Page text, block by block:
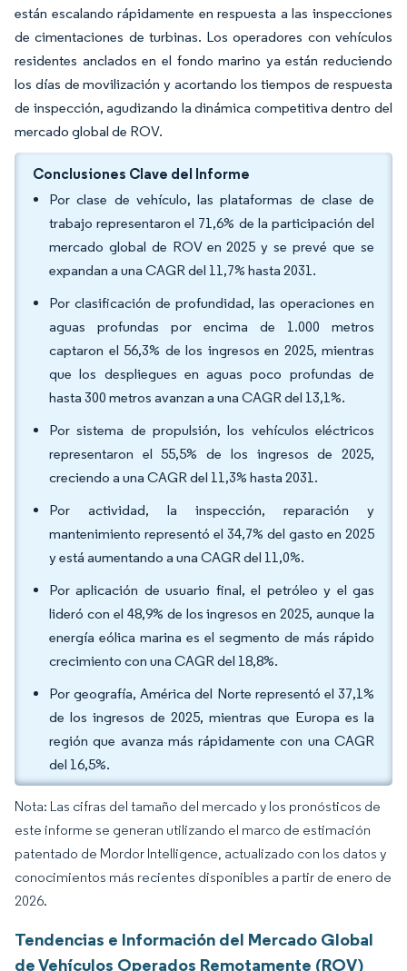
están escalando rápidamente en respuesta a las inspecciones
de cimentaciones de turbinas. Los operadores con vehículos
residentes anclados en el fondo marino ya están reduciendo
los días de movilización y acortando los tiempos de respuesta
de inspección, agudizando la dinámica competitiva dentro del
mercado global de ROV.
Conclusiones Clave del Informe
Por clase de vehículo, las plataformas de clase de
trabajo representaron el 71,6% de la participación del
mercado global de ROV en 2025 y se prevé que se
expandan a una CAGR del 11,7% hasta 2031.
Por clasificación de profundidad, las operaciones en
aguas profundas por encima de 1.000 metros
captaron el 56,3% de los ingresos en 2025, mientras
que los despliegues en aguas poco profundas de
hasta 300 metros avanzan a una CAGR del 13,1%.
Por sistema de propulsión, los vehículos eléctricos
representaron el 55,5% de los ingresos de 2025,
creciendo a una CAGR del 11,3% hasta 2031.
Por actividad, la inspección, reparación y
mantenimiento representó el 34,7% del gasto en 2025
y está aumentando a una CAGR del 11,0%.
Por aplicación de usuario final, el petróleo y el gas
lideró con el 48,9% de los ingresos en 2025, aunque la
energía eólica marina es el segmento de más rápido
crecimiento con una CAGR del 18,8%.
Por geografía, América del Norte representó el 37,1%
de los ingresos de 2025, mientras que Europa es la
región que avanza más rápidamente con una CAGR
del 16,5%.
Nota: Las cifras del tamaño del mercado y los pronósticos de
este informe se generan utilizando el marco de estimación
patentado de Mordor Intelligence, actualizado con los datos y
conocimientos más recientes disponibles a partir de enero de
2026.
Tendencias e Información del Mercado Global
de Vehículos Operados Remotamente (ROV)